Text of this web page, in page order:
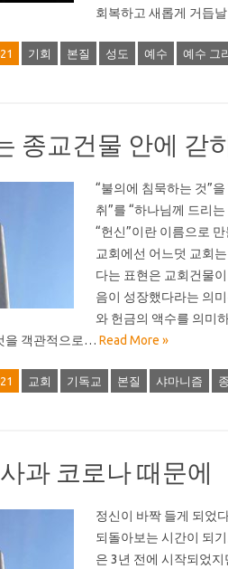
회복하고 새롭게 거듭
기회 본질 성도 예수 예수 그
종교건물 안에 갇
“불의에 침묵하는 것”
취”를 “하나님께 드리
“헌신”이란 이름으로
교회에선 어느덧 교회
다는 표현은 교회건물
음이 성장했다라는 의
와 헌금의 액수를 의미
을 객관적으로… Read More »
교회 기독교 본질 샤마니즘
과 코로나 때문에
정신이 바짝 들게 되었
되돌아보는 시간이 되
은 3년 전에 시작되었